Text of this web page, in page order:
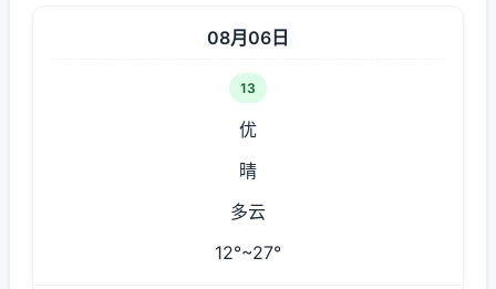
08月06日
13
优
晴
多云
12°~27°